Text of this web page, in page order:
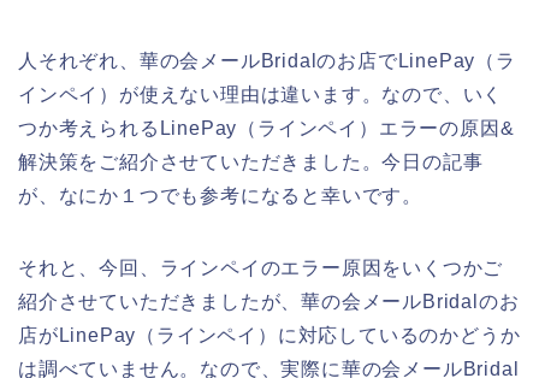
人それぞれ、華の会メールBridalのお店でLinePay（ラ
インペイ）が使えない理由は違います。なので、いく
つか考えられるLinePay（ラインペイ）エラーの原因&
解決策をご紹介させていただきました。今日の記事
が、なにか１つでも参考になると幸いです。
それと、今回、ラインペイのエラー原因をいくつかご
紹介させていただきましたが、華の会メールBridalのお
店がLinePay（ラインペイ）に対応しているのかどうか
は調べていません。なので、実際に華の会メールBridal